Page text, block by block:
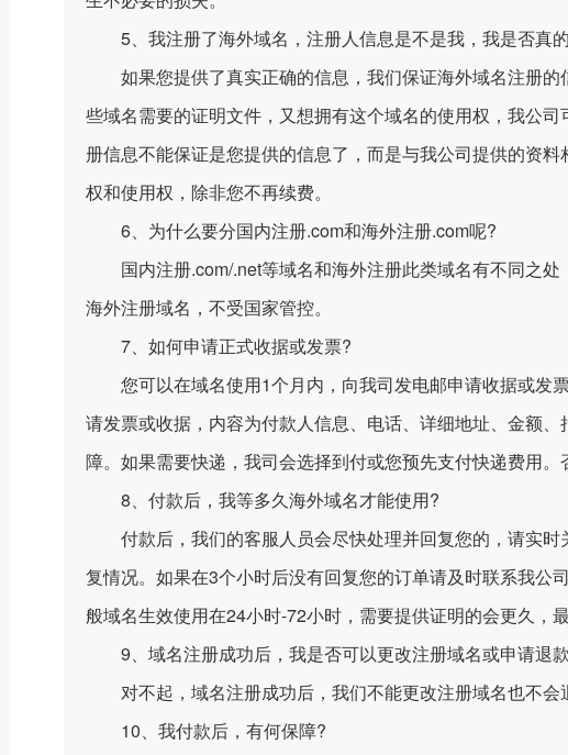
5、我注册了海外域名，注册人信息是不是我，我是否真
如果您提供了真实正确的信息，我们保证海外域名注册的
些域名需要的证明文件，又想拥有这个域名的使用权，我公
册信息不能保证是您提供的信息了，而是与我公司提供的资
权和使用权，除非您不再续费。
6、为什么要分国内注册.com和海外注册.com呢?
国内注册.com/.net等域名和海外注册此类域名有不同之处
海外注册域名，不受国家管控。
7、如何申请正式收据或发票?
您可以在域名使用1个月内，向我司发电邮申请收据或发
请发票或收据，内容为付款人信息、电话、详细地址、金额
障。如果需要快递，我司会选择到付或您预先支付快递费用。
8、付款后，我等多久海外域名才能使用?
付款后，我们的客服人员会尽快处理并回复您的，请实时
复情况。如果在3个小时后没有回复您的订单请及时联系我公
般域名生效使用在24小时-72小时，需要提供证明的会更久，
9、域名注册成功后，我是否可以更改注册域名或申请退
对不起，域名注册成功后，我们不能更改注册域名也不会
10、我付款后，有何保障?